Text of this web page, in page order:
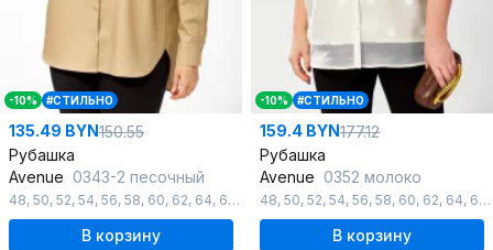
-10% #СТИЛЬНО
135.49 BYN150.55
Рубашка
Avenue 0343-2 песочный
48, 50, 52, 54, 56, 58, 60, 62, 64, 66 , ,70,72
В корзину
-10% #СТИЛЬНО
159.4 BYN177.12
Рубашка
Avenue 0352 молоко
48, 50, 52, 54, 56, 58, 60, 62, 64, 66 ,
В корзину